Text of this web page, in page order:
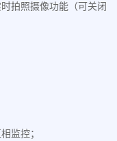
拍照摄像功能（可关闭
监控；